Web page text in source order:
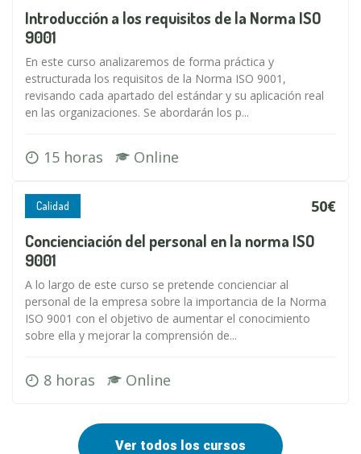
Introducción a los requisitos de la Norma ISO
9001
En este curso analizaremos de forma práctica y
estructurada los requisitos de la Norma ISO 9001,
revisando cada apartado del estándar y su aplicación real
en las organizaciones. Se abordarán los p...
15 horas Online
Calidad 50€
Concienciación del personal en la norma ISO
9001
A lo largo de este curso se pretende concienciar al
personal de la empresa sobre la importancia de la Norma
ISO 9001 con el objetivo de aumentar el conocimiento
sobre ella y mejorar la comprensión de...
8 horas Online
Ver todos los cursos